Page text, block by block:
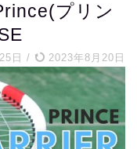
プリン
日 / 2023年8月20日